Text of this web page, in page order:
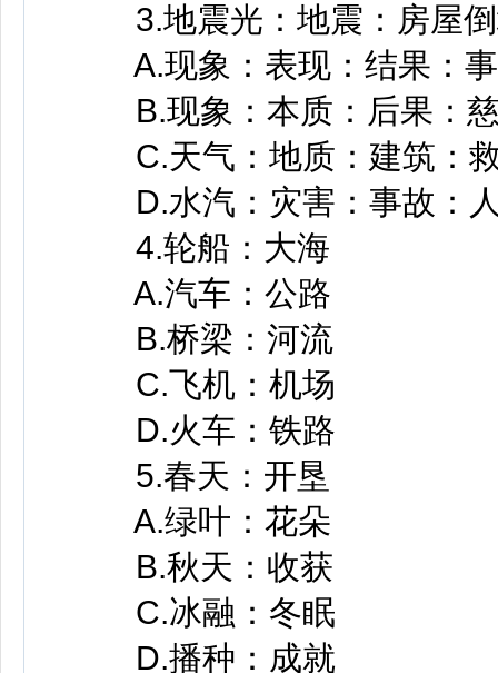
3.地震光：地震：房屋倒
A.现象：表现：结果：
B.现象：本质：后果：
C.天气：地质：建筑：
D.水汽：灾害：事故：
4.轮船：大海
A.汽车：公路
B.桥梁：河流
C.飞机：机场
D.火车：铁路
5.春天：开垦
A.绿叶：花朵
B.秋天：收获
C.冰融：冬眠
D.播种：成就